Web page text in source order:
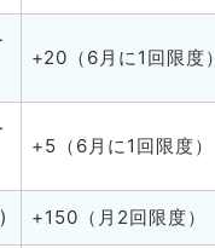
+20（6月に1回限度）
+5（6月に1回限度）
+150（月2回限度）